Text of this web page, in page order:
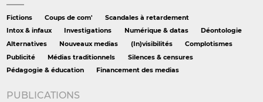
Fictions Coups de com'
Scandales à retardement
Intox & infaux
Investigations Numérique & datas
Déontologie
Alternatives
Nouveaux medias (In)visibilités
Complotismes
Publicité
Médias traditionnels
Silences & censures
Pédagogie & éducation
Financement des medias
PUBLICATIONS